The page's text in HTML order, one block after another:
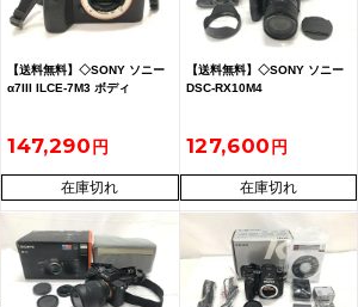
【送料無料】◇SONY ソニー
α7III ILCE-7M3 ボディ
147,290
在庫切れ
【送料無料】◇SONY ソニー
DSC-RX10M4
127,600
在庫切れ